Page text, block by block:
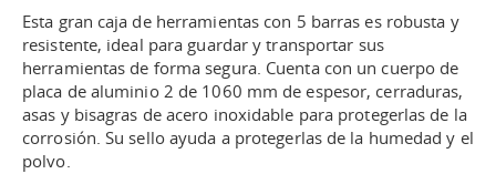
Esta gran caja de herramientas con 5 barras es robusta y
resistente, ideal para guardar y transportar sus
herramientas de forma segura. Cuenta con un cuerpo de
placa de aluminio 2 de 1060 mm de espesor, cerraduras,
asas y bisagras de acero inoxidable para protegerlas de la
corrosión. Su sello ayuda a protegerlas de la humedad y el
polvo.